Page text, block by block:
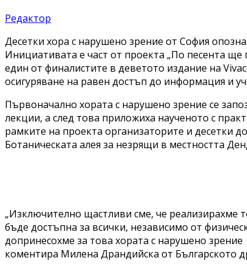
Редактор
Десетки хора с нарушено зрение от София
Инициативата е част от проекта „По песента ще
един от финалистите в деветото издание на
осигуряване на равен достъп до информация и
Първоначално хората с нарушено зрение се
лекции, а след това приложиха наученото с
рамките на проекта организаторите и десетки
Ботаническата алея за незрящи в местността
„Изключително щастливи сме, че реализирахме
бъде достъпна за всички, независимо от
допринесохме за това хората с нарушено
коментира Милена Драндийска от Българското